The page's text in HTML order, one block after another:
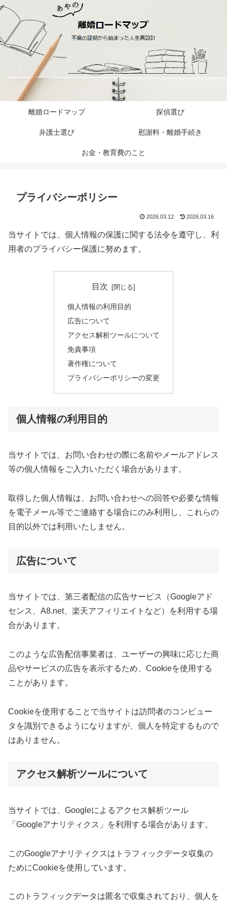
離婚ロードマップ 探偵選び
弁護士選び 慰謝料・離婚手続き
お金・教育費のこと
プライバシーポリシー
2026.03.12 2026.03.16
当サイトでは、個人情報の保護に関する法令を遵守し、利
用者のプライバシー保護に努めます。
目次
個人情報の利用目的
広告について
アクセス解析ツールについて
免責事項
著作権について
プライバシーポリシーの変更
個人情報の利用目的
当サイトでは、お問い合わせの際に名前やメールアドレス
等の個人情報をご入力いただく場合があります。
取得した個人情報は、お問い合わせへの回答や必要な情報
を電子メール等でご連絡する場合にのみ利用し、これらの
目的以外では利用いたしません。
広告について
当サイトでは、第三者配信の広告サービス（Googleアド
センス、A8.net、楽天アフィリエイトなど）を利用する場
合があります。
このような広告配信事業者は、ユーザーの興味に応じた商
品やサービスの広告を表示するため、Cookieを使用する
ことがあります。
Cookieを使用することで当サイトは訪問者のコンピュー
タを識別できるようになりますが、個人を特定するもので
はありません。
アクセス解析ツールについて
当サイトでは、Googleによるアクセス解析ツール
「Googleアナリティクス」を利用する場合があります。
このGoogleアナリティクスはトラフィックデータ収集の
ためにCookieを使用しています。
このトラフィックデータは匿名で収集されており、個人を